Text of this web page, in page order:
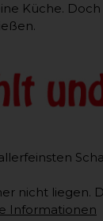
Küche.
nicht liegen.
Informationen